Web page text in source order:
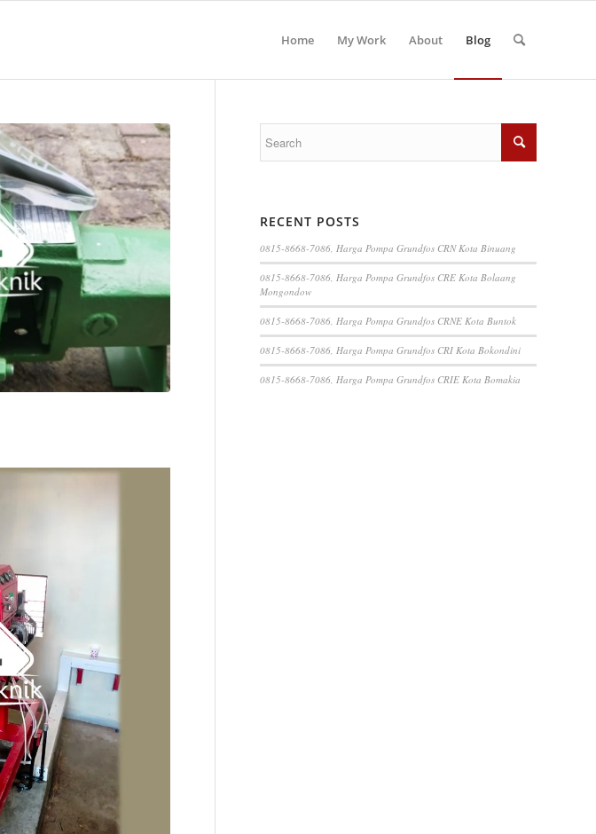
Home My Work About Blog
RECENT POSTS
0815-8668-7086, Harga Pompa Grundfos CRN Kota Binuang
0815-8668-7086, Harga Pompa Grundfos CRE Kota Bolaang
Mongondow
0815-8668-7086, Harga Pompa Grundfos CRNE Kota Buntok
0815-8668-7086, Harga Pompa Grundfos CRI Kota Bokondini
0815-8668-7086, Harga Pompa Grundfos CRIE Kota Bomakia